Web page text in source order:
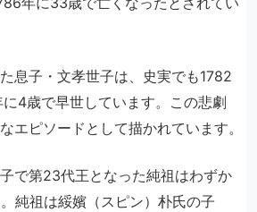
息子・文孝世子は、史実でも1782
4歳で早世しています。この悲劇
エピソードとして描かれています。
で第23代王となった純祖はわずか
純祖は綏嬪（スピン）朴氏の子